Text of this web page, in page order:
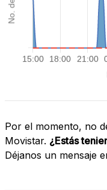
Por el momento, no
Movistar. ¿Estás
Déjanos un mensaje